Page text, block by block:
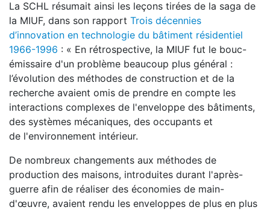
La SCHL résumait ainsi les leçons tirées de la saga de
la MIUF, dans son rapport Trois décennies
d’innovation en technologie du bâtiment résidentiel
1966-1996 : « En rétrospective, la MIUF fut le bouc-
émissaire d'un problème beaucoup plus général :
l’évolution des méthodes de construction et de la
recherche avaient omis de prendre en compte les
interactions complexes de l'enveloppe des bâtiments,
des systèmes mécaniques, des occupants et
de l'environnement intérieur.
De nombreux changements aux méthodes de
production des maisons, introduites durant l'après-
guerre afin de réaliser des économies de main-
d'œuvre, avaient rendu les enveloppes de plus en plus